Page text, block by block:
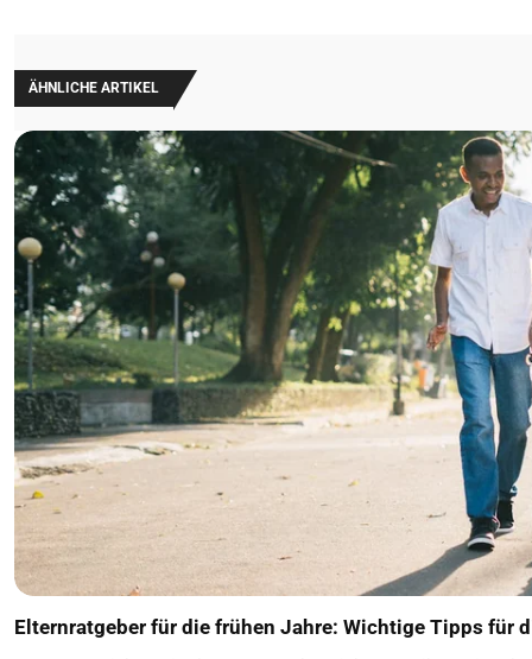
ÄHNLICHE ARTIKEL
Elternratgeber für die frühen Jahre: Wichtige Tipps für